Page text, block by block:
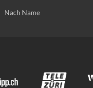
Nach Name